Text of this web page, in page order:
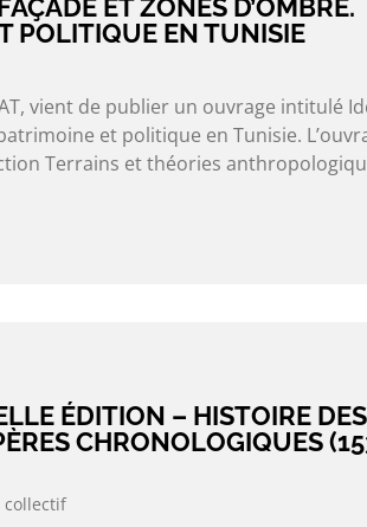
ET ZONES D’OMBRE.
POLITIQUE EN TUNISIE
vient de publier un ouvrage intitulé
et politique en Tunisie.
Terrains et théories
ÉDITION – HISTOIRE DES
CHRONOLOGIQUES
collectif